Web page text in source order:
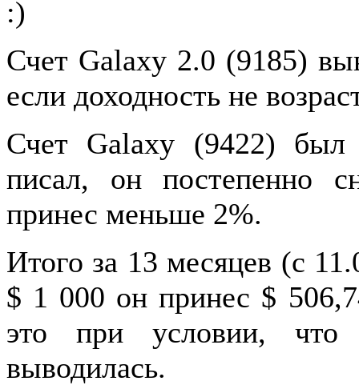
Счет Galaxy 2.0 (9185)
если доходность не
Счет Galaxy (9422) был
писал, он постепенно
принес меньше 2%.
Итого за 13 месяцев (с
$ 1 000 он принес $
это при условии,
выводилась.